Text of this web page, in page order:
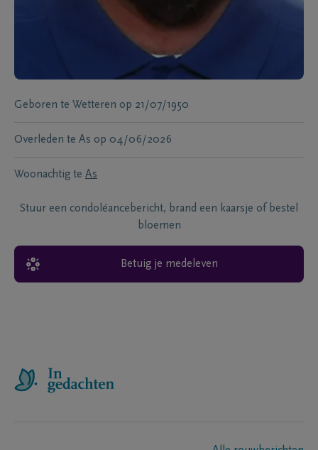
Geboren te Wetteren op 21/07/1950
Overleden te As op 04/06/2026
Woonachtig te As
Stuur een condoléancebericht, brand een kaarsje of bestel
bloemen
Betuig je medeleven